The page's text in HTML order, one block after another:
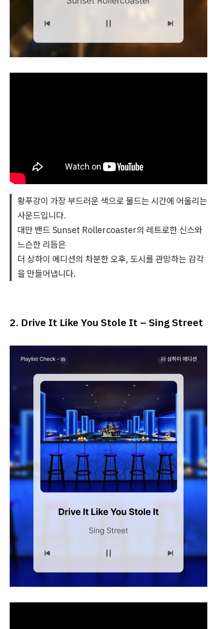
황푸강이 가장 부드러운 색으로 물드는 시간에 어울리는
사운드입니다.
대만 밴드 Sunset Rollercoaster의 레트로한 신스와
느슨한 리듬은
더 상하이 에디션의 차분한 오후, 도시를 관망하는 감각
을 만들어냅니다.
2. Drive It Like You Stole It – Sing Street